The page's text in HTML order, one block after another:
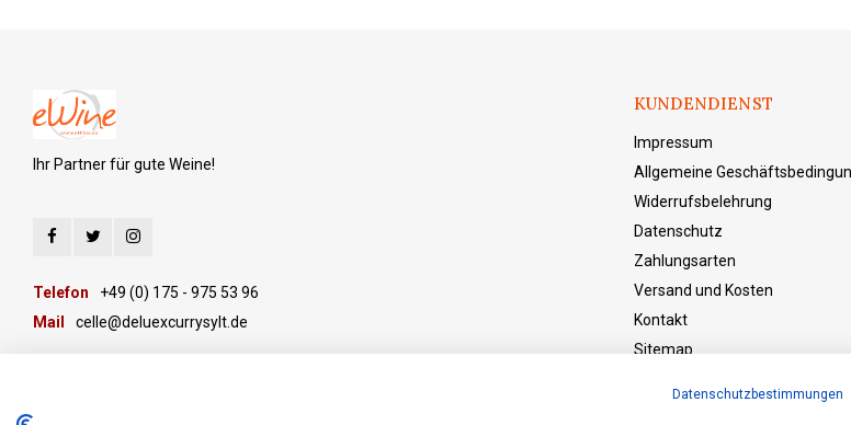
Ihr Partner für gute Weine!
Telefon
+49 (0) 175 - 975 53 96
Mail
celle@deluexcurrysylt.de
KUNDENDIENST
Impressum
Allgemeine
Widerrufsbelehrung
Datenschutz
Zahlungsarten
Versand und Kosten
Kontakt
Sitemap
Datenschutzbestimmungen